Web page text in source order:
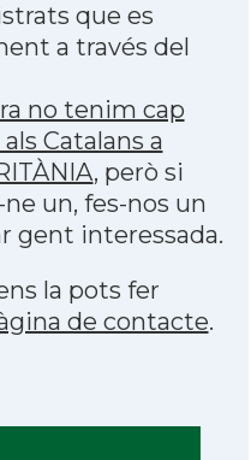
que es
a través del
no tenim cap
Catalans a
, però si
un, fes-nos un
gent interessada.
la pots fer
de contacte.